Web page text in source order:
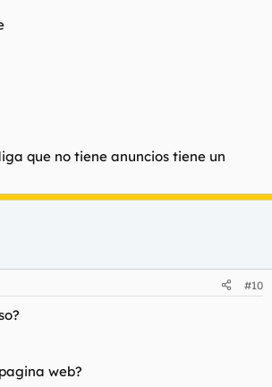
que no tiene anuncios tiene un
#10
web?